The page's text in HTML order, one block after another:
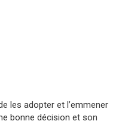
les adopter et l’emmener
bonne décision et son